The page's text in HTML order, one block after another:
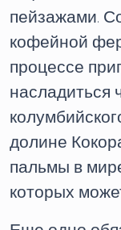
пейзажами.
кофейной
процессе
насладиться
долине
пальмы в
которых